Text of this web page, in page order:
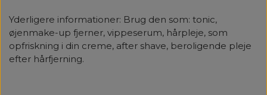
Yderligere informationer: Brug den som: tonic,
øjenmake-up fjerner, vippeserum, hårpleje, som
opfriskning i din creme, after shave, beroligende pleje
efter hårfjerning.